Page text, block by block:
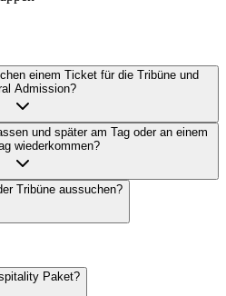
einem Ticket für die Tribüne und
Admission?
und später am Tag oder an einem
wiederkommen?
Tribüne aussuchen?
Paket?